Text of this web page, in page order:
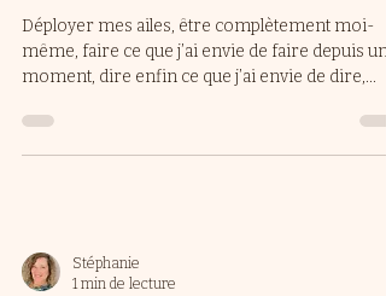
Déployer mes ailes, être complètement moi-
même, faire ce que j’ai envie de faire depuis un
moment, dire enfin ce que j’ai envie de dire,...
Stéphanie
1 min de lecture